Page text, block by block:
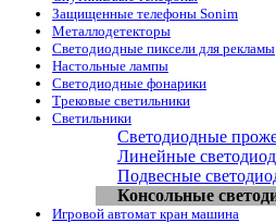
Защищенные телефоны Sonim
Металлодетекторы
Светодиодные пиксели для рекламы
Настольные лампы
Светодиодные фонарики
Трековые светильники
Светильники
Светодиодные
Линейные
Подвесные
Консольные
Игровой автомат кран машина